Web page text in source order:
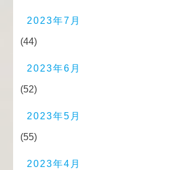
2023年7月
(44)
2023年6月
(52)
2023年5月
(55)
2023年4月